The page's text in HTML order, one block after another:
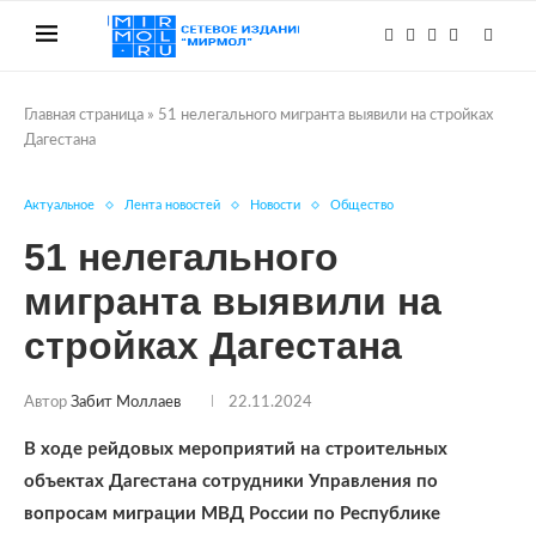
Главная страница » 51 нелегального мигранта выявили на стройках
Дагестана
Актуальное Лента новостей Новости Общество
51 нелегального
мигранта выявили на
стройках Дагестана
Автор Забит Моллаев 22.11.2024
В ходе рейдовых мероприятий на строительных
объектах Дагестана сотрудники Управления по
вопросам миграции МВД России по Республике